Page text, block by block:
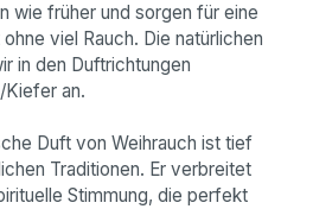
wie früher und sorgen für eine
viel Rauch. Die natürlichen
in den Duftrichtungen
Kiefer an.
Duft von Weihrauch ist tief
Traditionen. Er verbreitet
Stimmung, die perfekt